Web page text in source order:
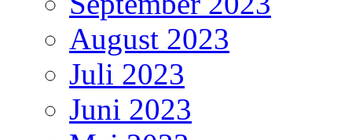
August 2023
Juli 2023
Juni 2023